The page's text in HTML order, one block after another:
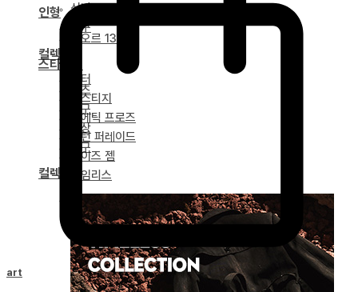
인형
네오르 13
스타일링
파츠
안구
의상
도구
컬렉션
드리티아 연대기
신발
도구
컬렉션
얼터
베스티지
포에틱 프로즈
녹턴 퍼레이드
마이즈 젬
타임리스